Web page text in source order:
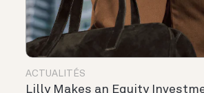
ACTUALITÉS
Lilly Makes an Equity